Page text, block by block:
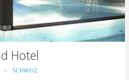
Hotel
> SCHWEIZ